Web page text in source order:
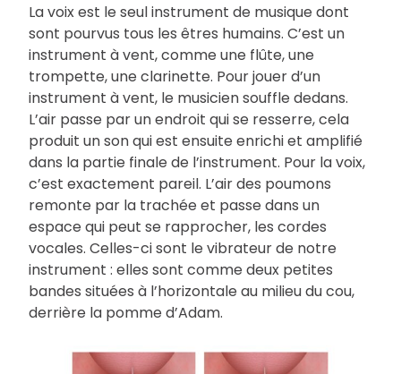
La voix est le seul instrument de musique dont
sont pourvus tous les êtres humains. C’est un
instrument à vent, comme une flûte, une
trompette, une clarinette. Pour jouer d’un
instrument à vent, le musicien souffle dedans.
L’air passe par un endroit qui se resserre, cela
produit un son qui est ensuite enrichi et amplifié
dans la partie finale de l’instrument. Pour la voix,
c’est exactement pareil. L’air des poumons
remonte par la trachée et passe dans un
espace qui peut se rapprocher, les cordes
vocales. Celles-ci sont le vibrateur de notre
instrument : elles sont comme deux petites
bandes situées à l’horizontale au milieu du cou,
derrière la pomme d’Adam.